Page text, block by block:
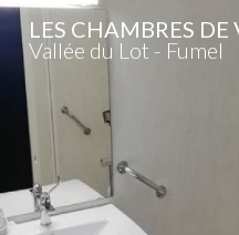
LES CHAMBRES
Vallée du Lot - Fumel